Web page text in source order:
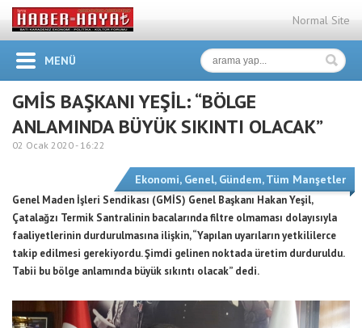
Normal Site
MENÜ
GMİS BAŞKANI YEŞİL: “BÖLGE
ANLAMINDA BÜYÜK SIKINTI OLACAK”
02 Ocak 2020 - 16:22
Ekonomi, Genel, Gündem,Tüm Manşetler
Genel Maden İşleri Sendikası (GMİS) Genel Başkanı Hakan Yeşil,
Çatalağzı Termik Santralinin bacalarında filtre olmaması dolayısıyla
faaliyetlerinin durdurulmasına ilişkin, “Yapılan uyarıların yetkililerce
takip edilmesi gerekiyordu. Şimdi gelinen noktada üretim durduruldu.
Tabii bu bölge anlamında büyük sıkıntı olacak” dedi.